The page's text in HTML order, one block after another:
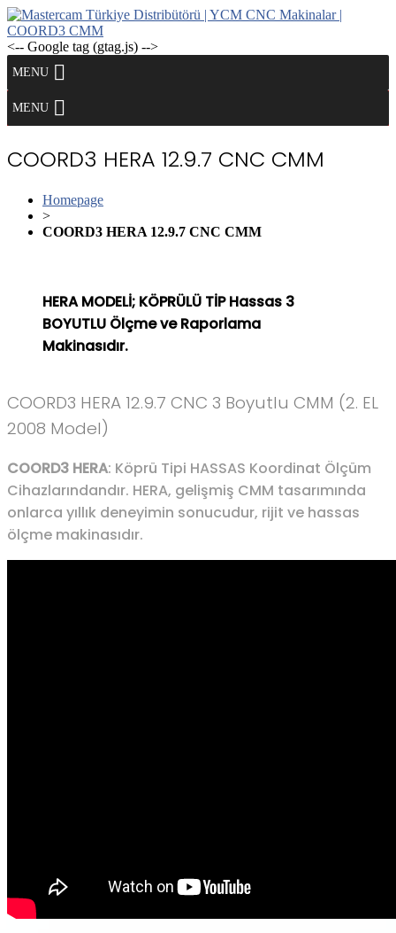
Skip
to
content
<-- Google tag (gtag.js) -->
MENU
MENU
COORD3 HERA 12.9.7 CNC CMM
Homepage
>
COORD3 HERA 12.9.7 CNC CMM
HERA MODELİ; KÖPRÜLÜ TİP Hassas 3
BOYUTLU Ölçme ve Raporlama
Makinasıdır.
COORD3 HERA 12.9.7 CNC 3 Boyutlu CMM (2. EL
2008 Model)
COORD3 HERA: Köprü Tipi HASSAS Koordinat Ölçüm
Cihazlarındandır. HERA, gelişmiş CMM tasarımında
onlarca yıllık deneyimin sonucudur, rijit ve hassas
ölçme makinasıdır.